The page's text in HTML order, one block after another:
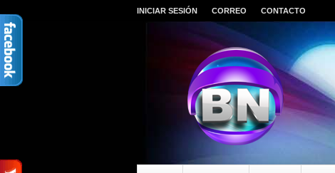
INICIAR SESIÓN CORREO CONTACTO